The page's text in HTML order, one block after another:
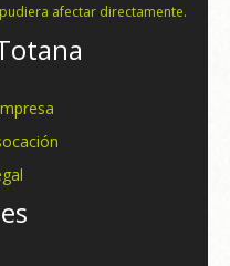
afectar directamente.